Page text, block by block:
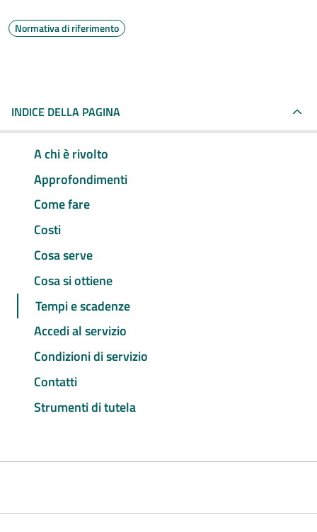
Normativa di riferimento
INDICE DELLA PAGINA
A chi è rivolto
Approfondimenti
Come fare
Costi
Cosa serve
Cosa si ottiene
Tempi e scadenze
Accedi al servizio
Condizioni di servizio
Contatti
Strumenti di tutela